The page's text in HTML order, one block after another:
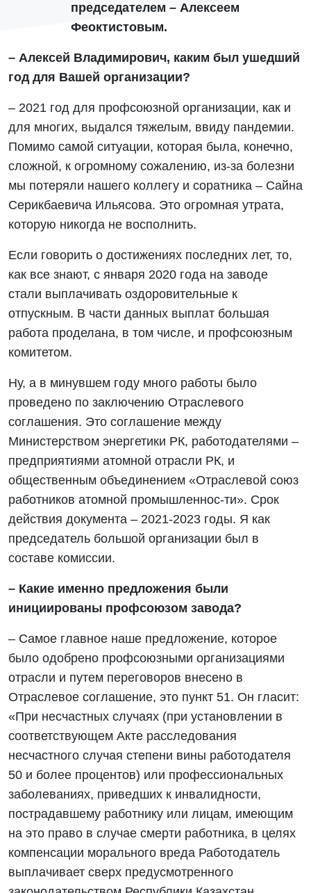
председателем – Алексеем
Феоктистовым.
– Алексей Владимирович, каким был ушедший
год для Вашей организации?
– 2021 год для профсоюзной организации, как и
для многих, выдался тяжелым, ввиду пандемии.
Помимо самой ситуации, которая была, конечно,
сложной, к огромному сожалению, из-за болезни
мы потеряли нашего коллегу и соратника – Сайна
Серикбаевича Ильясова. Это огромная утрата,
которую никогда не восполнить.
Если говорить о достижениях последних лет, то,
как все знают, с января 2020 года на заводе
стали выплачивать оздоровительные к
отпускным. В части данных выплат большая
работа проделана, в том числе, и профсоюзным
комитетом.
Ну, а в минувшем году много работы было
проведено по заключению Отраслевого
соглашения. Это соглашение между
Министерством энергетики РК, работодателями –
предприятиями атомной отрасли РК, и
общественным объединением «Отраслевой союз
работников атомной промышленнос-ти». Срок
действия документа – 2021-2023 годы. Я как
председатель большой организации был в
составе комиссии.
– Какие именно предложения были
инициированы профсоюзом завода?
– Самое главное наше предложение, которое
было одобрено профсоюзными организациями
отрасли и путем переговоров внесено в
Отраслевое соглашение, это пункт 51. Он гласит:
«При несчастных случаях (при установлении в
соответствующем Акте расследования
несчастного случая степени вины работодателя
50 и более процентов) или профессиональных
заболеваниях, приведших к инвалидности,
пострадавшему работнику или лицам, имеющим
на это право в случае смерти работника, в целях
компенсации морального вреда Работодатель
выплачивает сверх предусмотренного